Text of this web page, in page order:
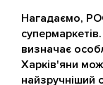
Нагадаємо,
визначає
Харків'яни
найзручніший